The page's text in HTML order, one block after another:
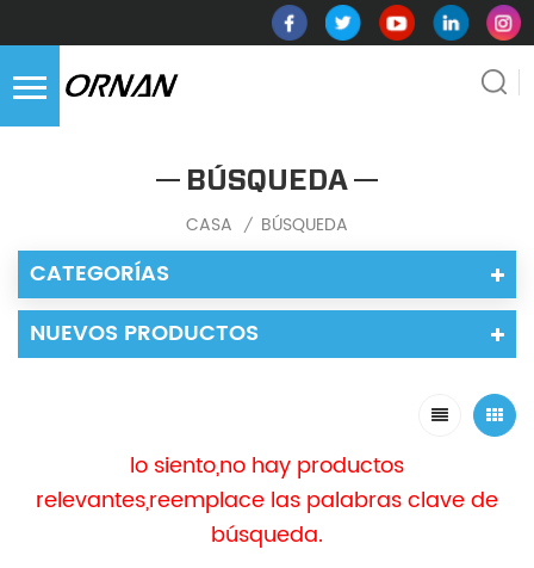
BÚSQUEDA
CASA / BÚSQUEDA
CATEGORÍAS
NUEVOS PRODUCTOS
lo siento,no hay productos
relevantes,reemplace las palabras clave de
búsqueda.